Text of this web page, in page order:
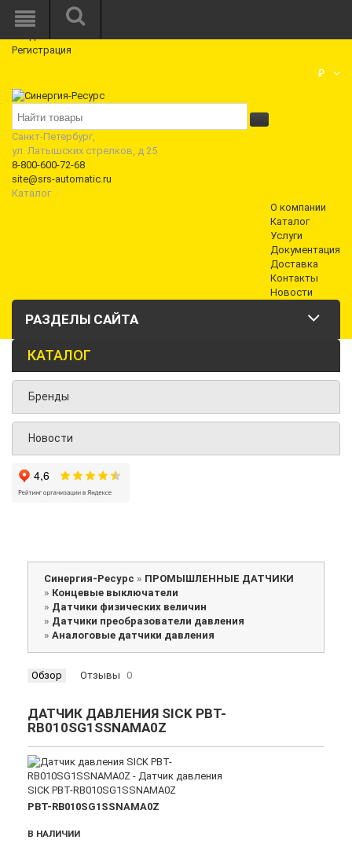
Режим работы: Пн—Пт: 10:00—18:00
Регистрация
₽
Санкт-Петербург,
ул. Латышских стрелков, д 25
8-800-600-72-68
site@srs-automatic.ru
Каталог
О компании
Каталог
Услуги
Документация
Доставка
Контакты
Новости
РАЗДЕЛЫ САЙТА
КАТАЛОГ
Бренды
Новости
Синергия-Ресурс » ПРОМЫШЛЕННЫЕ ДАТЧИКИ
» Концевые выключатели
» Датчики физических величин
» Датчики преобразователи давления
» Аналоговые датчики давления
Обзор Отзывы 0
ДАТЧИК ДАВЛЕНИЯ SICK PBT-
RB010SG1SSNAMA0Z
PBT-RB010SG1SSNAMA0Z
В НАЛИЧИИ